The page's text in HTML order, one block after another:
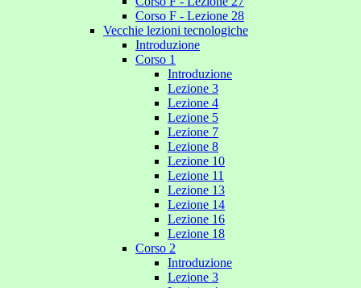
Corso F - Lezione 28
Vecchie lezioni tecnologiche
Introduzione
Corso 1
Introduzione
Lezione 3
Lezione 4
Lezione 5
Lezione 7
Lezione 8
Lezione 10
Lezione 11
Lezione 13
Lezione 14
Lezione 16
Lezione 18
Corso 2
Introduzione
Lezione 3